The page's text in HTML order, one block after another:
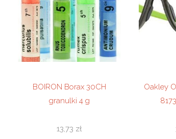
BOIRON Borax 30CH
granulki 4 g
13,73 zł
Oakley